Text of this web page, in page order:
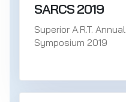
SARCS 2019
Superior A.R.T.
Symposium 2019